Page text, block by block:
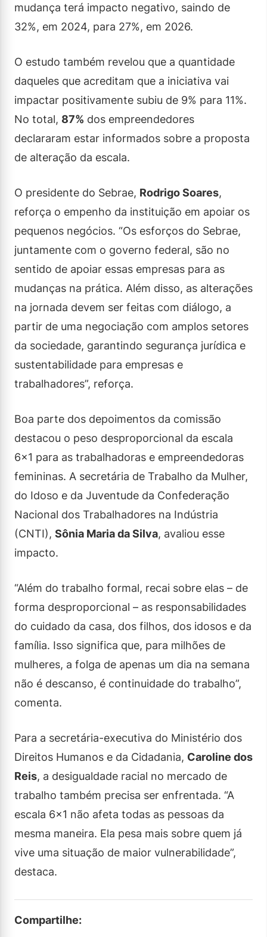
mudança terá impacto negativo, saindo de
32%, em 2024, para 27%, em 2026.
O estudo também revelou que a quantidade
daqueles que acreditam que a iniciativa vai
impactar positivamente subiu de 9% para 11%.
No total, 87% dos empreendedores
declararam estar informados sobre a proposta
de alteração da escala.
O presidente do Sebrae, Rodrigo Soares,
reforça o empenho da instituição em apoiar os
pequenos negócios. “Os esforços do Sebrae,
juntamente com o governo federal, são no
sentido de apoiar essas empresas para as
mudanças na prática. Além disso, as alterações
na jornada devem ser feitas com diálogo, a
partir de uma negociação com amplos setores
da sociedade, garantindo segurança jurídica e
sustentabilidade para empresas e
trabalhadores”, reforça.
Boa parte dos depoimentos da comissão
destacou o peso desproporcional da escala
6×1 para as trabalhadoras e empreendedoras
femininas. A secretária de Trabalho da Mulher,
do Idoso e da Juventude da Confederação
Nacional dos Trabalhadores na Indústria
(CNTI), Sônia Maria da Silva, avaliou esse
impacto.
“Além do trabalho formal, recai sobre elas – de
forma desproporcional – as responsabilidades
do cuidado da casa, dos filhos, dos idosos e da
família. Isso significa que, para milhões de
mulheres, a folga de apenas um dia na semana
não é descanso, é continuidade do trabalho”,
comenta.
Para a secretária-executiva do Ministério dos
Direitos Humanos e da Cidadania, Caroline dos
Reis, a desigualdade racial no mercado de
trabalho também precisa ser enfrentada. “A
escala 6×1 não afeta todas as pessoas da
mesma maneira. Ela pesa mais sobre quem já
vive uma situação de maior vulnerabilidade”,
destaca.
Compartilhe: